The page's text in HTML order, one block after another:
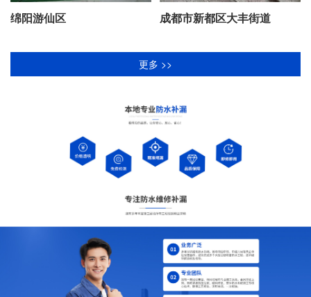
绵阳游仙区 成都市新都区大丰街道
更多 >>